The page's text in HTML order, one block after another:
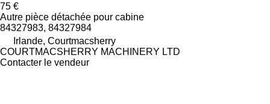
75 €
Autre pièce détachée pour cabine
84327983, 84327984
Irlande, Courtmacsherry
COURTMACSHERRY MACHINERY LTD
Contacter le vendeur